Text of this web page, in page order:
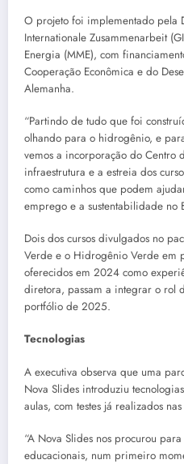
O projeto foi implementado pela
Internationale Zusammenarbeit
Energia (MME), com
Cooperação Econômica e do
Alemanha.
“Partindo de tudo que foi
olhando para o hidrogênio, e
vemos a incorporação do Centro
infraestrutura e a estreia dos
como caminhos que podem
emprego e a sustentabilidade no
Dois dos cursos divulgados no
Verde e o Hidrogênio Verde em
oferecidos em 2024 como
diretora, passam a integrar o rol
portfólio de 2025.
Tecnologias
A executiva observa que uma
Nova Slides introduziu
aulas, com testes já realizados
“A Nova Slides nos procurou
educacionais, num primeiro